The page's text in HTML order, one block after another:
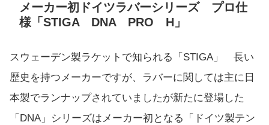
メーカー初ドイツラバーシリーズ プロ仕
様「STIGA DNA PRO H」
スウェーデン製ラケットで知られる「STIGA」 長い
歴史を持つメーカーですが、ラバーに関しては主に日
本製でランナップされていましたが新たに登場した
「DNA」シリーズはメーカー初となる「ドイツ製テン